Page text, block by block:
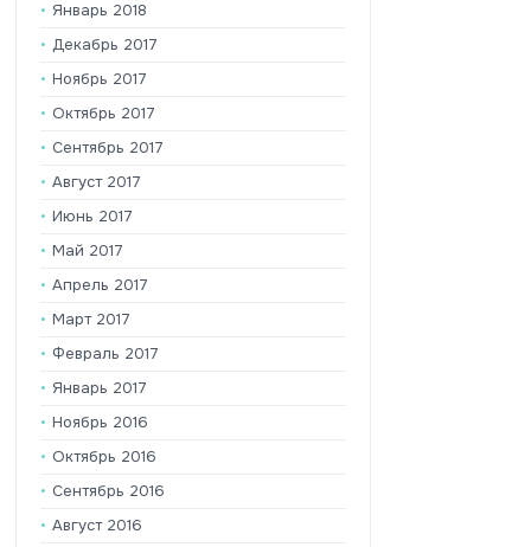
Январь 2018
Декабрь 2017
Ноябрь 2017
Октябрь 2017
Сентябрь 2017
Август 2017
Июнь 2017
Май 2017
Апрель 2017
Март 2017
Февраль 2017
Январь 2017
Ноябрь 2016
Октябрь 2016
Сентябрь 2016
Август 2016